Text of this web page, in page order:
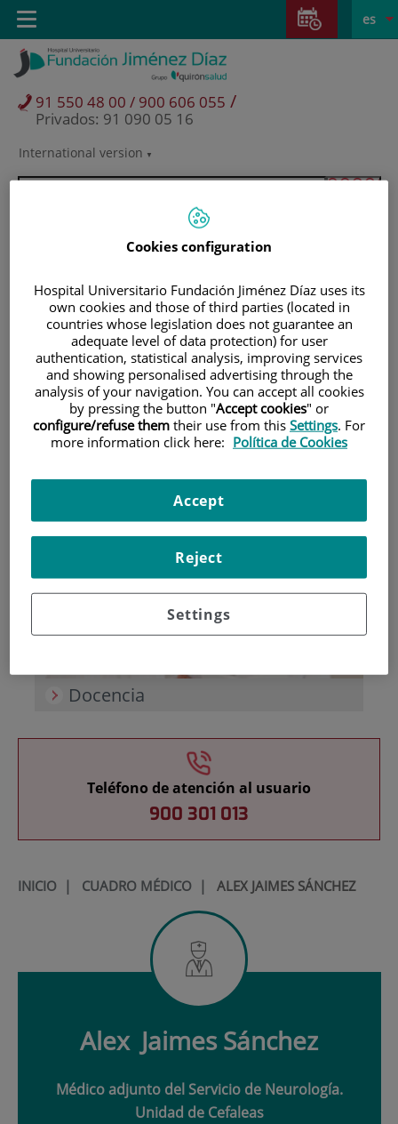
Saltar al contenido
Saltar
contenido
Selector
activo
es
International version
91 550 48 00 / 900 606 055 /
Privados: 91 090 05 16
Toggle
navigation
Pacientes y visitantes
Investigación
Docencia
Teléfono de atención al usuario
900 301 013
INICIO| CUADRO MÉDICO| ALEX JAIMES SÁNCHEZ
Alex Jaimes Sánchez
Médico adjunto del Servicio de Neurología.
Unidad de Cefaleas
Cookies configuration
Hospital Universitario Fundación Jiménez Díaz uses its
own cookies and those of third parties (located in
countries whose legislation does not guarantee an
adequate level of data protection) for user
authentication, statistical analysis, improving services
and showing personalised advertising through the
analysis of your navigation. You can accept all cookies
by pressing the button "Accept cookies" or
configure/refuse them their use from this Settings. For
more information click here: Política de Cookies
Settings
Reject
Accept